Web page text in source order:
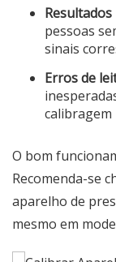
pessoas
sinais
Erros de
calibragem
O bom
Recomenda-se
aparelho de
mesmo em